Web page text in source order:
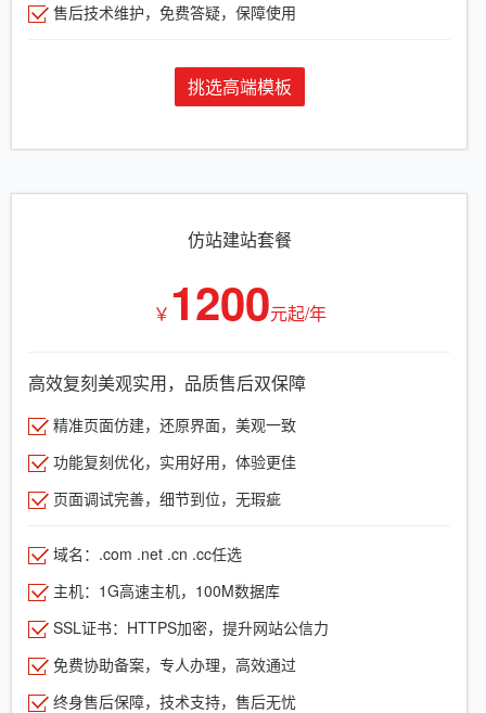
售后技术维护，免费答疑，保障使用
挑选高端模板
仿站建站套餐
￥ 1200元起/年
高效复刻美观实用，品质售后双保障
精准页面仿建，还原界面，美观一致
功能复刻优化，实用好用，体验更佳
页面调试完善，细节到位，无瑕疵
域名：.com .net .cn .cc任选
主机：1G高速主机，100M数据库
SSL证书：HTTPS加密，提升网站公信力
免费协助备案，专人办理，高效通过
终身售后保障，技术支持，售后无忧